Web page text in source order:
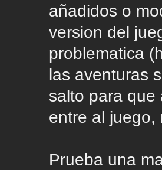
añadidos o
version del
problematica
las aventuras
salto para que
entre al juego,
Prueba una